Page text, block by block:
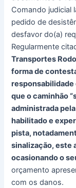
Comando judicial
pedido de
desfavor do(a)
Regularmente
Transportes
forma de
que o caminhão
administrada
habilitado e
pista,
sinalização, este
ocasionando o
orçamento
com os danos.